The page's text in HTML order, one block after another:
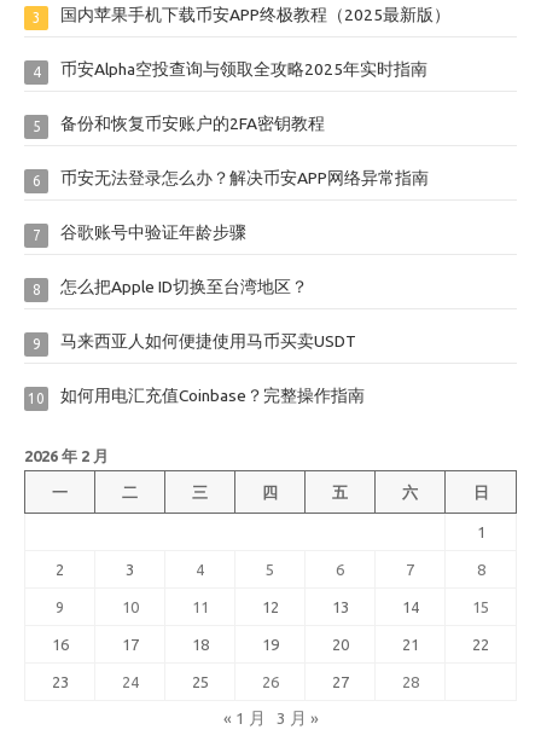
3 国内苹果手机下载币安APP终极教程（2025最新版）
4 币安Alpha空投查询与领取全攻略2025年实时指南
5 备份和恢复币安账户的2FA密钥教程
6 币安无法登录怎么办？解决币安APP网络异常指南
7 谷歌账号中验证年龄步骤
8 怎么把Apple ID切换至台湾地区？
9 马来西亚人如何便捷使用马币买卖USDT
10 如何用电汇充值Coinbase？完整操作指南
2026 年 2 月
一 二 三 四 五 六 日
1
2 3 4 5 6 7 8
9 10 11 12 13 14 15
16 17 18 19 20 21 22
23 24 25 26 27 28
« 1 月 3 月 »